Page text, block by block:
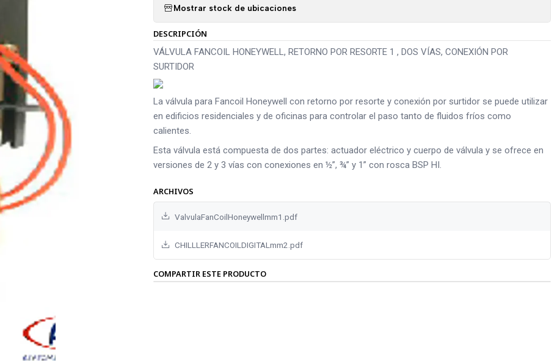
Mostrar stock de ubicaciones
DESCRIPCIÓN
VÁLVULA FANCOIL HONEYWELL, RETORNO POR RESORTE 1 , DOS VÍAS, CONEXIÓN POR
SURTIDOR
La válvula para Fancoil Honeywell con retorno por resorte y conexión por surtidor se puede utilizar
en edificios residenciales y de oficinas para controlar el paso tanto de fluidos fríos como
calientes.
Esta válvula está compuesta de dos partes: actuador eléctrico y cuerpo de válvula y se ofrece en
versiones de 2 y 3 vías con conexiones en ½”, ¾” y 1” con rosca BSP HI.
ARCHIVOS
ValvulaFanCoilHoneywellmm1.pdf
CHILLLERFANCOILDIGITALmm2.pdf
COMPARTIR ESTE PRODUCTO